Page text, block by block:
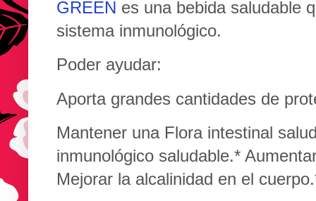
GREEN es una bebida saludable
sistema inmunológico.
Poder ayudar:
Aporta grandes cantidades de
Mantener una Flora intestinal
inmunológico saludable.*
Mejorar la alcalinidad en el